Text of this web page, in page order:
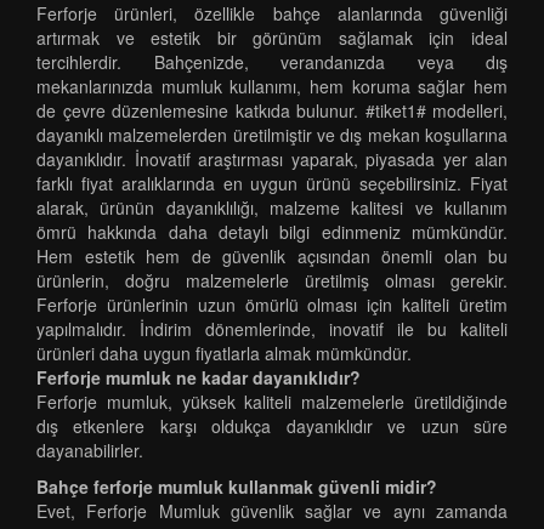
Ferforje ürünleri, özellikle bahçe alanlarında güvenliği
artırmak ve estetik bir görünüm sağlamak için ideal
tercihlerdir. Bahçenizde, verandanızda veya dış
mekanlarınızda mumluk kullanımı, hem koruma sağlar hem
de çevre düzenlemesine katkıda bulunur. #tiket1# modelleri,
dayanıklı malzemelerden üretilmiştir ve dış mekan koşullarına
dayanıklıdır. İnovatif araştırması yaparak, piyasada yer alan
farklı fiyat aralıklarında en uygun ürünü seçebilirsiniz. Fiyat
alarak, ürünün dayanıklılığı, malzeme kalitesi ve kullanım
ömrü hakkında daha detaylı bilgi edinmeniz mümkündür.
Hem estetik hem de güvenlik açısından önemli olan bu
ürünlerin, doğru malzemelerle üretilmiş olması gerekir.
Ferforje ürünlerinin uzun ömürlü olması için kaliteli üretim
yapılmalıdır. İndirim dönemlerinde, inovatif ile bu kaliteli
ürünleri daha uygun fiyatlarla almak mümkündür.
Ferforje mumluk ne kadar dayanıklıdır?
Ferforje mumluk, yüksek kaliteli malzemelerle üretildiğinde
dış etkenlere karşı oldukça dayanıklıdır ve uzun süre
dayanabilirler.
Bahçe ferforje mumluk kullanmak güvenli midir?
Evet, Ferforje Mumluk güvenlik sağlar ve aynı zamanda